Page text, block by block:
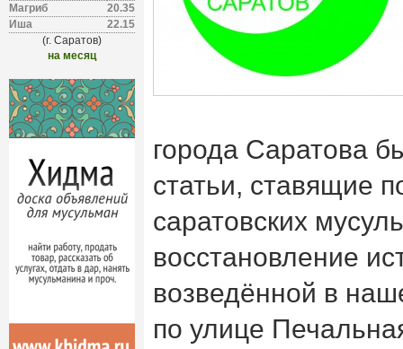
Магриб
20.35
Иша
22.15
(г. Саратов)
на месяц
города Саратова
статьи, ставящие
саратовских
восстановление
возведённой в
по улице